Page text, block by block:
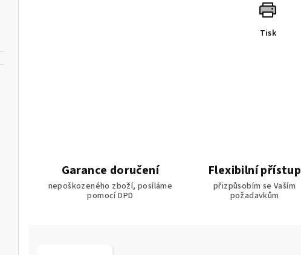
Tisk
Garance doručení
nepoškozeného zboží, posíláme
pomocí DPD
Flexibilní přístup
přizpůsobím se Vaším
požadavkům